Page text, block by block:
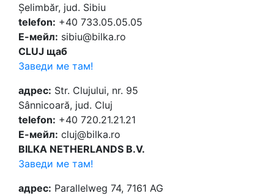
Șelimbăr, jud. Sibiu
telefon: +40 733.05.05.05
Е-мейл: sibiu@bilka.ro
CLUJ щаб
Заведи ме там!
адрес: Str. Clujului, nr. 95
Sânnicoară, jud. Cluj
telefon: +40 720.21.21.21
Е-мейл: cluj@bilka.ro
BILKA NETHERLANDS B.V.
Заведи ме там!
адрес: Parallelweg 74, 7161 AG